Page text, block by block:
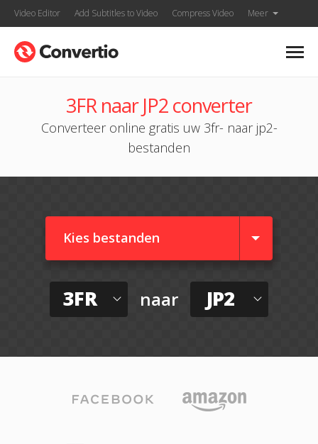
Video Editor Add Subtitles to Video Compress Video Meer
3FR naar JP2 converter
Converteer online gratis uw 3fr- naar jp2-
bestanden
Kies bestanden
3FR naar JP2